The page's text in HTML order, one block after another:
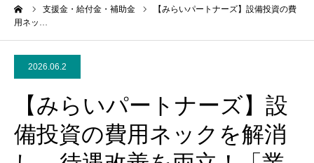
支援金・給付金・補助金
【みらいパートナーズ】設備投資の費
用ネッ…
2026.06.2
【みらいパートナーズ】設
備投資の費用ネックを解消